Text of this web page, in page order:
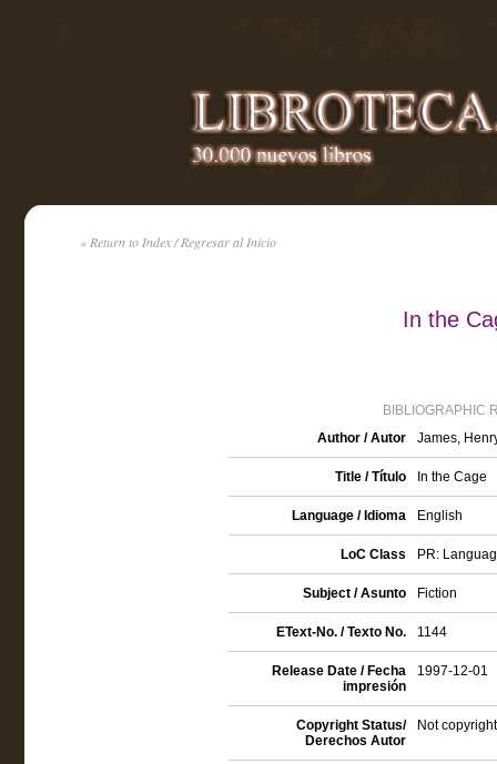
« Return to Index / Regresar al Inicio
In the
BIBLIOGRAPHIC
Author / Autor
James,
Title / Título In the Cage
Language / Idioma English
LoC Class PR:
Subject / Asunto Fiction
EText-No. / Texto No. 1144
Release Date / Fecha
impresión
1997-12-01
Copyright Status/
Derechos Autor
Not